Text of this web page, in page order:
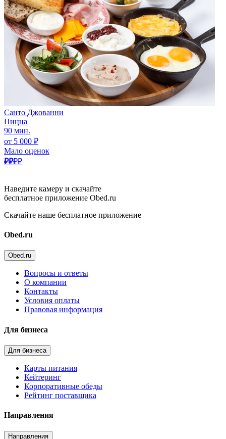
Санто Джованни
Пицца
90 мин.
от 5 000 ₽
Мало оценок
₽₽₽₽
Наведите камеру и скачайте
бесплатное приложение Obed.ru
Скачайте наше бесплатное приложение
Obed.ru
Obed.ru
Вопросы и ответы
О компании
Контакты
Условия оплаты
Правовая информация
Для бизнеса
Для бизнеса
Карты питания
Кейтеринг
Корпоративные обеды
Рейтинг поставщика
Направления
Направления